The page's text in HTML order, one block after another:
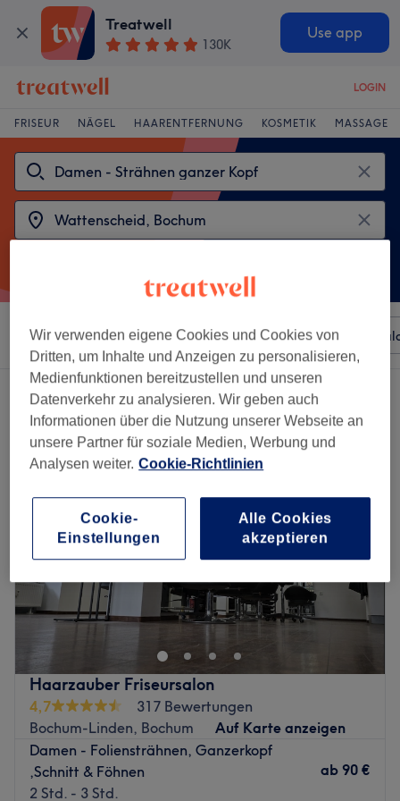
Treatwell
130K
Use app
LOGIN
FRISEUR NÄGEL HAARENTFERNUNG KOSMETIK MASSAGE
Sortieren nach Beliebiger Preis Besonderheiten
2 Salons die anbieten:
damen - strähnen ganzer kopf in der Nähe von Wattenscheid, Bochum
Haarzauber Friseursalon
4,7
317 Bewertungen
Bochum-Linden, Bochum
Auf Karte anzeigen
Damen - Foliensträhnen, Ganzerkopf
,Schnitt & Föhnen
2 Std. - 3 Std.
ab 90 €
Wir verwenden eigene Cookies und Cookies von
Dritten, um Inhalte und Anzeigen zu personalisieren,
Medienfunktionen bereitzustellen und unseren
Datenverkehr zu analysieren. Wir geben auch
Informationen über die Nutzung unserer Webseite an
unsere Partner für soziale Medien, Werbung und
Analysen weiter. Cookie-Richtlinien
Cookie-
Einstellungen
Alle Cookies
akzeptieren